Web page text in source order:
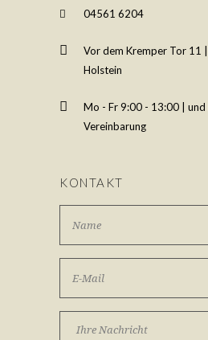
04561 6204
Vor dem Kremper Tor 11
Holstein
Mo - Fr 9:00 - 13:00 | und
Vereinbarung
KONTAKT